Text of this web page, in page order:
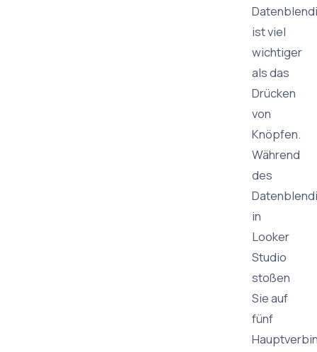
ist viel
wichtiger
als das
Drücken
von
Knöpfen.
Während
des
in
Looker
Studio
stoßen
Sie auf
fünf